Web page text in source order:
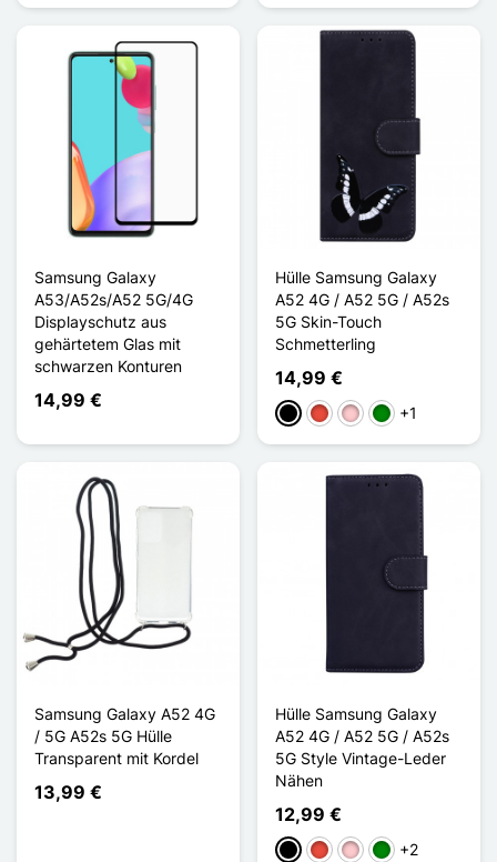
Samsung Galaxy
A53/A52s/A52 5G/4G
Displayschutz aus
gehärtetem Glas mit
schwarzen Konturen
14,99 €
Hülle Samsung Galaxy
A52 4G / A52 5G / A52s
5G Skin-Touch
Schmetterling
14,99 €
Schwarz
Rot PinkGrün+1
Samsung Galaxy A52 4G
/ 5G A52s 5G Hülle
Transparent mit Kordel
13,99 €
Hülle Samsung Galaxy
A52 4G / A52 5G / A52s
5G Style Vintage-Leder
Nähen
12,99 €
Schwarz
Rot PinkGrün+2